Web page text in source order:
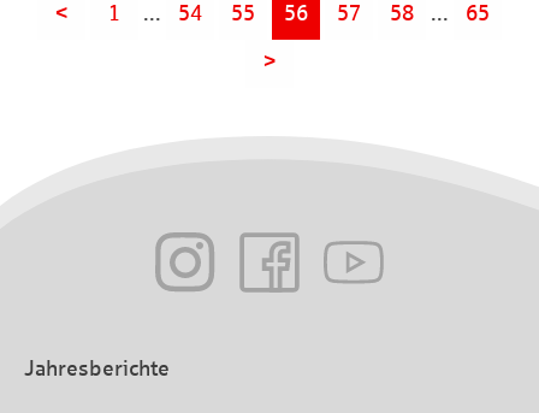
< 1 ... 54 55 56 57 58 ...
65
>
Jahresberichte